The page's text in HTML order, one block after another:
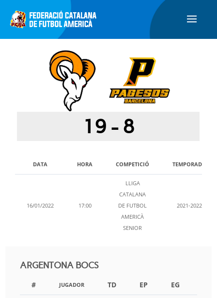
19 - 8
DATA HORA COMPETICIÓ TEMPORADA
16/01/2022 17:00
LLIGA
CATALANA
DE FUTBOL
AMERICÀ
SENIOR
2021-2022
ARGENTONA BOCS
# JUGADOR TD EP EG